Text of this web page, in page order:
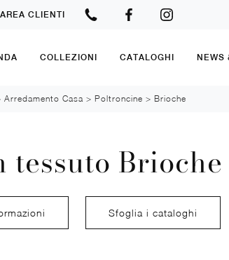
AREA CLIENTI
COLLEZIONI CATALOGHI NEWS
Arredamento Casa > Poltroncine > Brioche
Sfoglia i cataloghi